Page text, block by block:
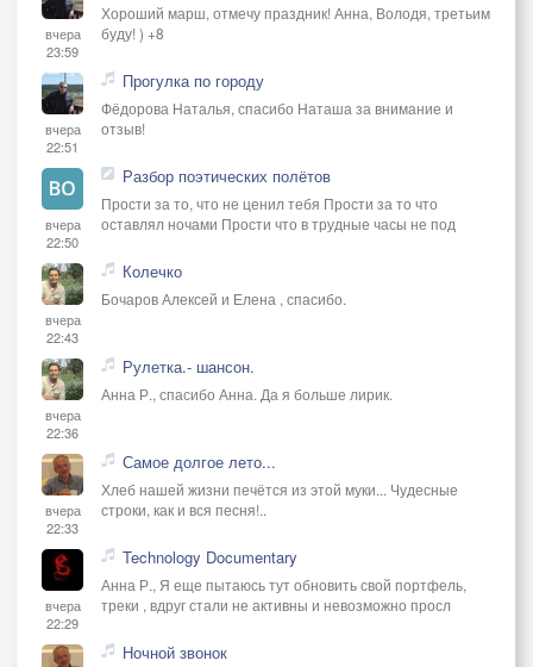
вчера
23:59
Хороший марш, отмечу праздник! Анна, Володя, третьим
буду! ) +8
вчера
22:51
Прогулка по городу
Фёдорова Наталья, спасибо Наташа за внимание и
отзыв!
вчера
22:50
Разбор поэтических полётов
Прости за то, что не ценил тебя Прости за то что
оставлял ночами Прости что в трудные часы не под
вчера
22:43
Колечко
Бочаров Алексей и Елена , спасибо.
вчера
22:36
Рулетка.- шансон.
Анна Р., спасибо Анна. Да я больше лирик.
вчера
22:33
Самое долгое лето...
Хлеб нашей жизни печётся из этой муки... Чудесные
строки, как и вся песня!..
вчера
22:29
Technology Documentary
Анна Р., Я еще пытаюсь тут обновить свой портфель,
треки , вдруг стали не активны и невозможно просл
Ночной звонок